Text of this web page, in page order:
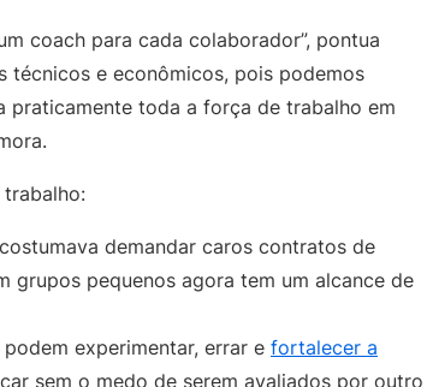
coach para cada colaborador”, pontua
técnicos e econômicos, pois podemos
praticamente toda a força de trabalho em
trabalho:
demandar caros contratos de
grupos pequenos agora tem um alcance de
experimentar, errar e fortalecer a
sem o medo de serem avaliados por outro